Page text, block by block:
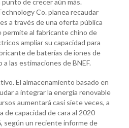
de crecer aún más.
Co. planea recaudar
a través de una oferta pública
permite al fabricante chino de
ampliar su capacidad para
de baterías de iones de
las estimaciones de BNEF.
El almacenamiento basado en
a integrar la energía renovable
aumentará casi siete veces, a
de capacidad de cara al 2020
según un reciente informe de